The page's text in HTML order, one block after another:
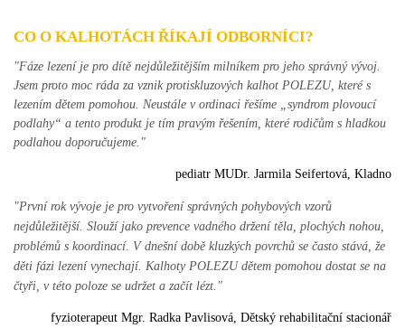
CO O KALHOTÁCH ŘÍKAJÍ ODBORNÍCI?
"Fáze lezení je pro dítě nejdůležitějším milníkem pro jeho správný vývoj.
Jsem proto moc ráda za vznik protiskluzových kalhot POLEZU, které s
lezením dětem pomohou. Neustále v ordinaci řešíme „syndrom plovoucí
podlahy“ a tento produkt je tím pravým řešením, které rodičům s hladkou
podlahou doporučujeme."
pediatr MUDr. Jarmila Seifertová, Kladno
"První rok vývoje je pro vytvoření správných pohybových vzorů
nejdůležitější. Slouží jako prevence vadného držení těla, plochých nohou,
problémů s koordinací. V dnešní době kluzkých povrchů se často stává, že
děti fázi lezení vynechají. Kalhoty POLEZU dětem pomohou dostat se na
čtyři, v této poloze se udržet a začít lézt."
fyzioterapeut Mgr. Radka Pavlisová, Dětský rehabilitační stacionář